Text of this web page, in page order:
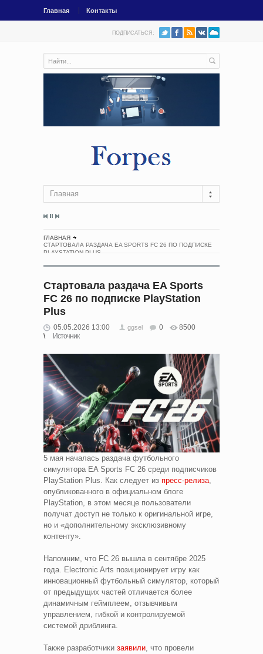
Главная Контакты
ПОДПИСАТЬСЯ:
Главная
ГЛАВНАЯ
СТАРТОВАЛА РАЗДАЧА EA SPORTS FC 26 ПО ПОДПИСКЕ
PLAYSTATION PLUS
Стартовала раздача EA Sports
FC 26 по подписке PlayStation
Plus
05.05.2026 13:00 ggsel 0
8500
Источник
5 мая началась раздача футбольного
симулятора EA Sports FC 26 среди подписчиков
PlayStation Plus. Как следует из пресс-релиза,
опубликованного в официальном блоге
PlayStation, в этом месяце пользователи
получат доступ не только к оригинальной игре,
но и «дополнительному эксклюзивному
контенту».
Напомним, что FC 26 вышла в сентябре 2025
года. Electronic Arts позиционирует игру как
инновационный футбольный симулятор, который
от предыдущих частей отличается более
динамичным геймплеем, отзывчивым
управлением, гибкой и контролируемой
системой дриблинга.
Также разработчики заявили, что провели